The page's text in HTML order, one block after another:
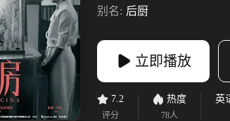
别名: 后厨
立即播放
7.2
评分
热度
78人
英